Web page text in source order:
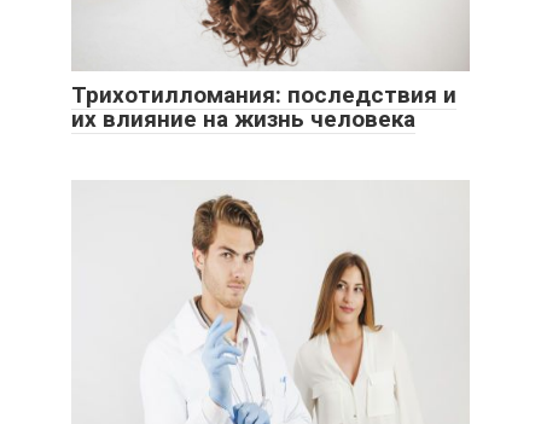
Трихотилломания: последствия и
их влияние на жизнь человека